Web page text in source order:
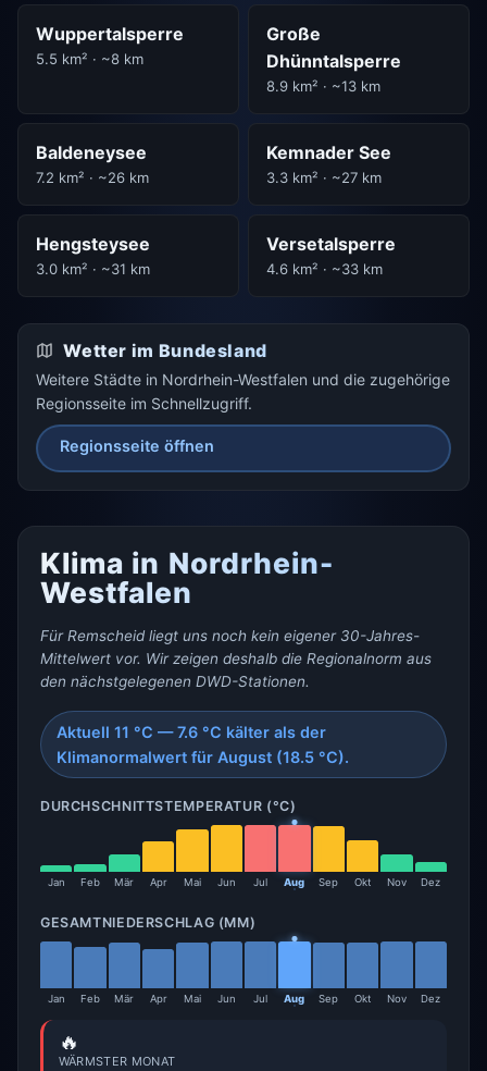
Wuppertalsperre
5.5 km² · ~8 km
Große
Dhünntalsperre
8.9 km² · ~13 km
Baldeneysee
7.2 km² · ~26 km
Kemnader See
3.3 km² · ~27 km
Hengsteysee
3.0 km² · ~31 km
Versetalsperre
4.6 km² · ~33 km
Wetter im Bundesland
Weitere Städte in Nordrhein-Westfalen und die zugehörige
Regionsseite im Schnellzugriff.
Regionsseite öffnen
Klima in Nordrhein-
Westfalen
Für Remscheid liegt uns noch kein eigener 30-Jahres-
Mittelwert vor. Wir zeigen deshalb die Regionalnorm aus
den nächstgelegenen DWD-Stationen.
Aktuell 11 °C — 7.6 °C kälter als der
Klimanormalwert für August (18.5 °C).
DURCHSCHNITTSTEMPERATUR (°C)
Jan Feb Mär Apr Mai Jun Jul Aug Sep Okt Nov Dez
GESAMTNIEDERSCHLAG (MM)
Jan Feb Mär Apr Mai Jun Jul Aug Sep Okt Nov Dez
🔥
WÄRMSTER MONAT